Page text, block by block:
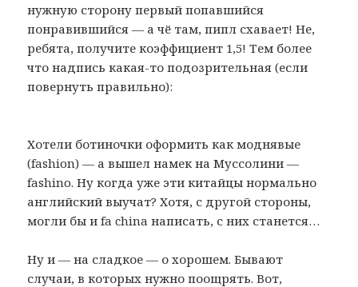
нужную сторону первый попавшийся
понравившийся — а чё там, пипл схавает! Не,
ребята, получите коэффициент 1,5! Тем более
что надпись какая-то подозрительная (если
повернуть правильно):
Хотели ботиночки оформить как моднявые
(fashion) — а вышел намек на Муссолини —
fashino. Ну когда уже эти китайцы нормально
английский выучат? Хотя, с другой стороны,
могли бы и fa china написать, с них станется…
Ну и — на сладкое — о хорошем. Бывают
случаи, в которых нужно поощрять. Вот,